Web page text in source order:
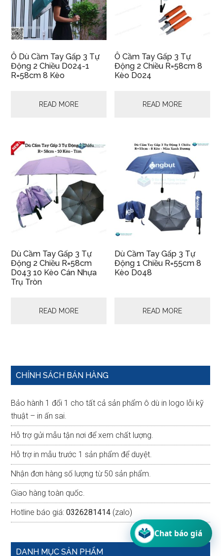
Ô Dù Cầm Tay Gấp 3 Tự
Động 2 Chiều D024-1
R=58cm 8 Kèo
READ MORE
Ô Cầm Tay Gấp 3 Tự
Động 2 Chiều R=58cm 8
Kèo D024
READ MORE
Dù Cầm Tay Gấp 3 Tự
Động 2 Chiều R=58cm
D043 10 Kèo Cán Nhựa
Trụ Tròn
READ MORE
Dù Cầm Tay Gấp 3 Tự
Động 1 Chiều R=55cm 8
Kèo D048
READ MORE
Primary
CHÍNH SÁCH BÁN HÀNG
Bảo hành 1 đổi 1 cho tất cả sản phẩm ô dù in logo lỗi kỹ
thuật – in ấn sai.
Hỗ trợ gửi mẫu tận nơi để xem chất lượng.
Hỗ trợ in mẫu trước 1 sản phẩm để duyệt.
Nhận đơn hàng số lượng từ 50 sản phẩm.
Giao hàng toàn quốc.
Hotline báo giá:0326281414 (zalo)
DANH MỤC SẢN PHẨM
Chat báo giá